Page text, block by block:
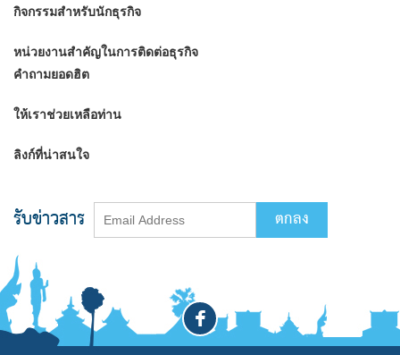
กิจกรรมสำหรับนักธุรกิจ
หน่วยงานสำคัญในการติดต่อธุรกิจ
คำถามยอดฮิต
ให้เราช่วยเหลือท่าน
ลิงก์ที่น่าสนใจ
รับข่าวสาร